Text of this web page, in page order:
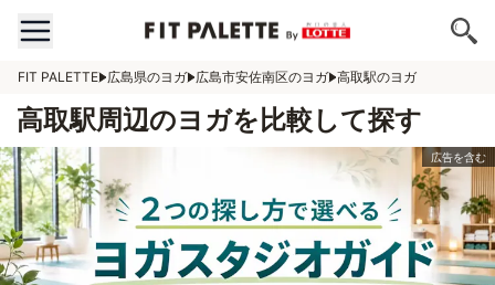
FIT PALETTE 広島県のヨガ 広島市安佐南区のヨガ 高取駅のヨガ
高取駅周辺のヨガを比較して探す